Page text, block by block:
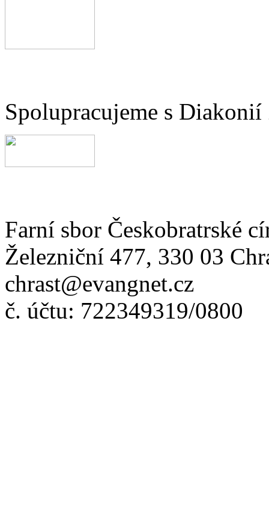
Spolupracujeme s Diakonií
Farní sbor Českobratrské
Železniční 477, 330 03
chrast@evangnet.cz
č. účtu: 722349319/0800